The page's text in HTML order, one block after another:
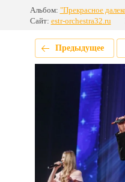
Альбом: "Прекрасное
Сайт: estr-orchestra32.ru
Предыдущее